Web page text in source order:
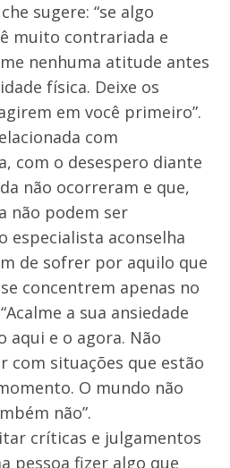
sugere: “se algo
muito contrariada e
nenhuma atitude antes
física. Deixe os
em você primeiro”.
com
com o desespero diante
não ocorreram e que,
não podem ser
especialista aconselha
de sofrer por aquilo que
concentrem apenas no
a sua ansiedade
aqui e o agora. Não
com situações que estão
O mundo não
não”.
críticas e julgamentos
pessoa fizer algo que